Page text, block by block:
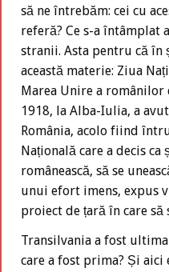
să ne întrebăm: cei cu
referă? Ce s-a întâmplat
stranii. Asta pentru că în
această materie: Ziua
Marea Unire a românilor
1918, la Alba-Iulia, a
România, acolo fiind
Națională care a decis
românească, să se
unui efort imens, expus
proiect de țară în care să
Transilvania a fost
care a fost prima? Și aici